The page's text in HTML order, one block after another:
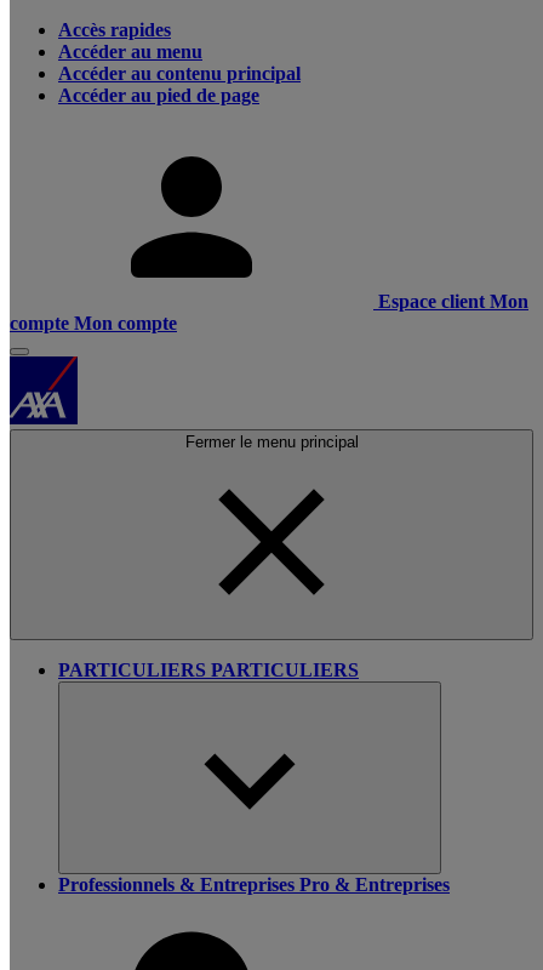
Accès rapides
Accéder au menu
Accéder au contenu principal
Accéder au pied de page
Espace client Mon
compte Mon compte
Fermer le menu principal
PARTICULIERS PARTICULIERS
Professionnels & Entreprises Pro & Entreprises